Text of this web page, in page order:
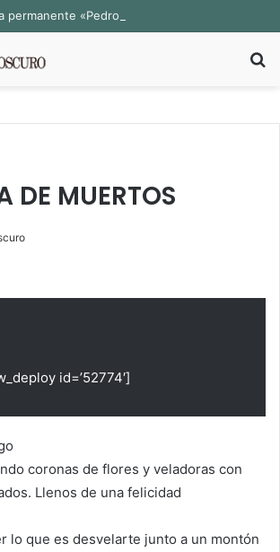
DE MUERTOS
id=’52774′]
coronas de flores y veladoras con
Llenos de una felicidad
lo que es desvelarte junto a un montón